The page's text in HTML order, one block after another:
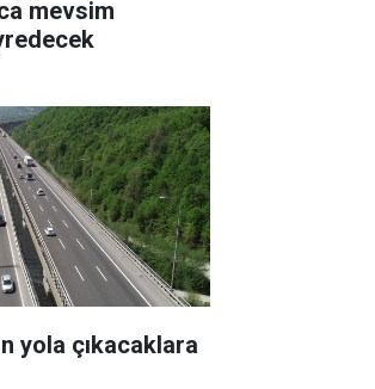
mevsim
yola çıkacaklara